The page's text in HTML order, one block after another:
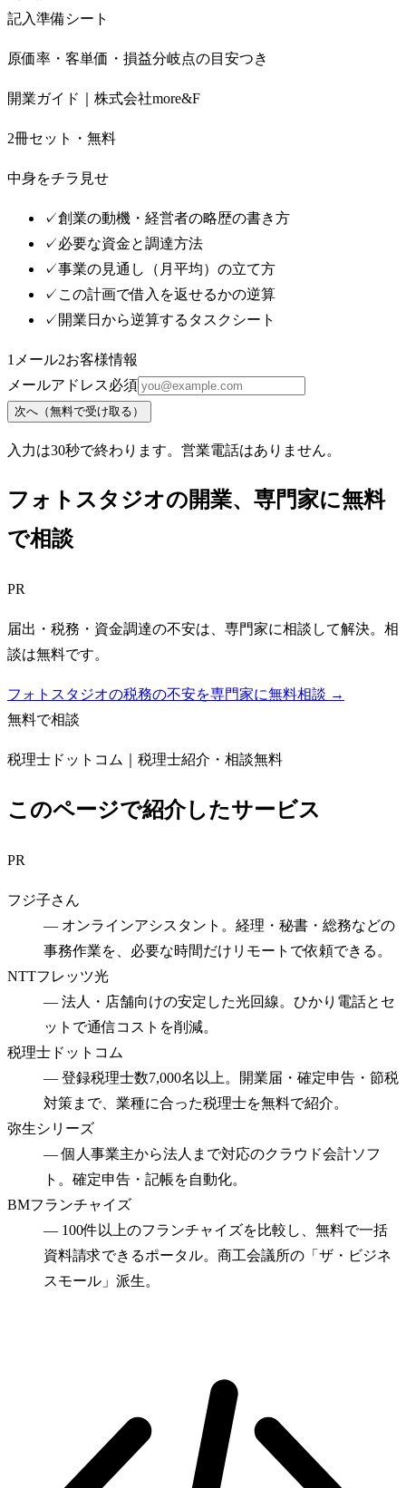
記入準備シート
原価率・客単価・損益分岐点の目安つき
開業ガイド｜株式会社more&F
2冊セット・無料
中身をチラ見せ
✓創業の動機・経営者の略歴の書き方
✓必要な資金と調達方法
✓事業の見通し（月平均）の立て方
✓ この計画で借入を返せるかの逆算
✓ 開業日から逆算するタスクシート
1 メール2お客様情報
メールアドレス必須
次へ（無料で受け取る）
入力は30秒で終わります。営業電話はありません。
フォトスタジオの開業、専門家に無料
で相談
PR
届出・税務・資金調達の不安は、専門家に相談して解決。相
談は無料です。
フォトスタジオの税務の不安を専門家に無料相談 →
無料で相談
税理士ドットコム｜税理士紹介・相談無料
このページで紹介したサービス
PR
フジ子さん
— オンラインアシスタント。経理・秘書・総務などの
事務作業を、必要な時間だけリモートで依頼できる。
NTTフレッツ光
— 法人・店舗向けの安定した光回線。ひかり電話とセ
ットで通信コストを削減。
税理士ドットコム
— 登録税理士数7,000名以上。開業届・確定申告・節税
対策まで、業種に合った税理士を無料で紹介。
弥生シリーズ
—個人事業主から法人まで対応のクラウド会計ソフ
ト。確定申告・記帳を自動化。
BMフランチャイズ
— 100件以上のフランチャイズを比較し、無料で一括
資料請求できるポータル。商工会議所の「ザ・ビジネ
スモール」派生。